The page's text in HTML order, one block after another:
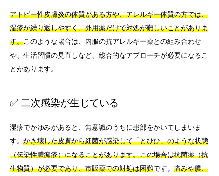
アトピー性皮膚炎の体質がある方や、アレルギー体質の方では、
湿疹が繰り返しやすく、外用薬だけで対処が難しいことがありま
す。このような場合は、内服の抗アレルギー薬との組み合わせ
や、生活習慣の見直しなど、総合的なアプローチが必要になるこ
とがあります。
✅ 二次感染が生じている
湿疹でかゆみがあると、無意識のうちに患部をかいてしまいま
す。 かき壊した皮膚から細菌が感染して「とびひ」のような状態
（伝染性膿痂疹）になることがあります。この場合は抗菌薬（抗
生物質）が必要であり、市販薬での対処は困難です。 痛みや膿、